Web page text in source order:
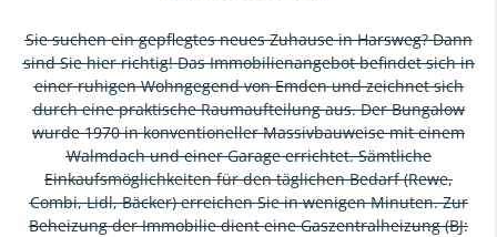
Sie suchen ein gepflegtes neues Zuhause in Harsweg? Dann
sind Sie hier richtig! Das Immobilienangebot befindet sich in
einer ruhigen Wohngegend von Emden und zeichnet sich
durch eine praktische Raumaufteilung aus. Der Bungalow
wurde 1970 in konventioneller Massivbauweise mit einem
Walmdach und einer Garage errichtet. Sämtliche
Einkaufsmöglichkeiten für den täglichen Bedarf (Rewe,
Combi, Lidl, Bäcker) erreichen Sie in wenigen Minuten. Zur
Beheizung der Immobilie dient eine Gaszentralheizung (BJ: